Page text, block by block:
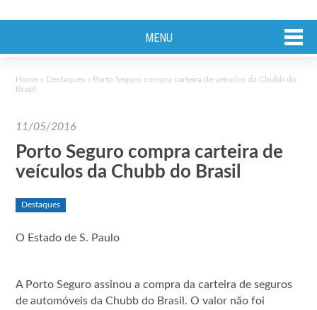
MENU
Home » Destaques » Porto Seguro compra carteira de veículos da Chubb do
Brasil
11/05/2016
Porto Seguro compra carteira de
veículos da Chubb do Brasil
Destaques
O Estado de S. Paulo
A Porto Seguro assinou a compra da carteira de seguros
de automóveis da Chubb do Brasil. O valor não foi